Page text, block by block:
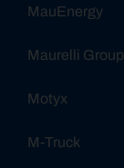
MauEnergy
Maurelli Group
Motyx
M-Truck